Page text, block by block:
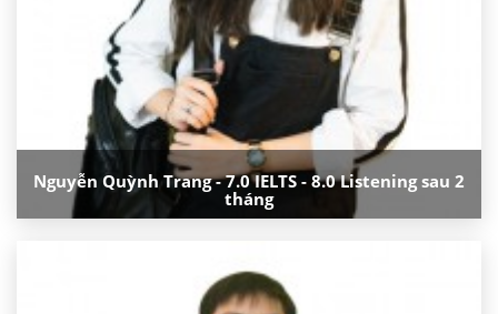
Nguyễn Quỳnh Trang - 7.0 IELTS - 8.0 Listening sau 2
tháng